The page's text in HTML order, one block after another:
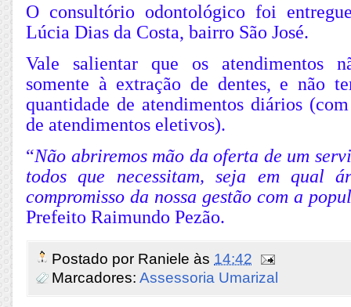
O consultório odontológico foi
Lúcia Dias da Costa, bairro São José.
Vale salientar que os atendimentos
somente à extração de dentes, e não
quantidade de atendimentos diários
de atendimentos eletivos).
“Não abriremos mão da oferta de um
todos que necessitam, seja em qual
compromisso da nossa gestão com a
Prefeito Raimundo Pezão.
Postado por Raniele às 14:42
Marcadores: Assessoria Umarizal